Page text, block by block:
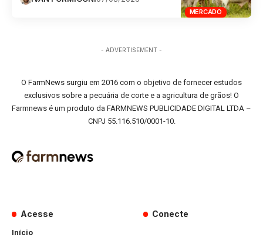
MERCADO
- ADVERTISEMENT -
O FarmNews surgiu em 2016 com o objetivo de fornecer estudos
exclusivos sobre a pecuária de corte e a agricultura de grãos! O
Farmnews é um produto da FARMNEWS PUBLICIDADE DIGITAL LTDA –
CNPJ 55.116.510/0001-10.
Acesse
Início
Conecte